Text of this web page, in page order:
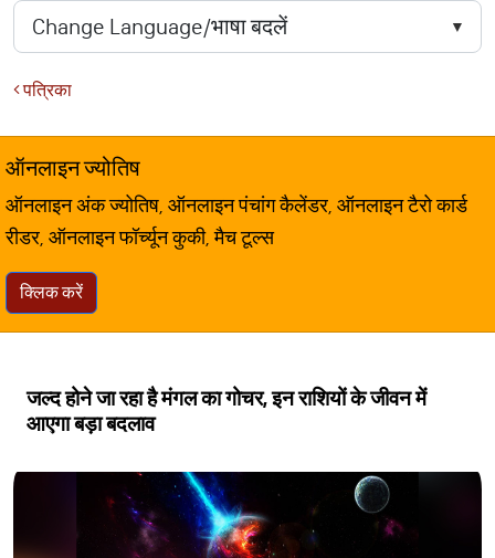
पत्रिका
ऑनलाइन ज्योतिष
ऑनलाइन अंक ज्योतिष, ऑनलाइन पंचांग कैलेंडर, ऑनलाइन टैरो कार्ड
रीडर, ऑनलाइन फॉर्च्यून कुकी, मैच टूल्स
क्लिक करें
जल्द होने जा रहा है मंगल का गोचर, इन राशियों के जीवन में
आएगा बड़ा बदलाव